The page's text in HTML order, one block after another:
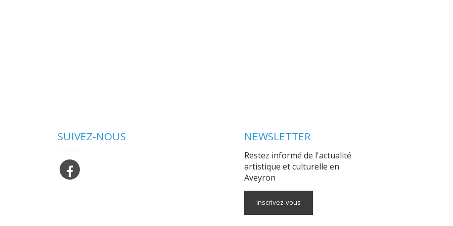
SUIVEZ-NOUS NEWSLETTER
Restez informé de l'actualité
artistique et culturelle en
Aveyron
Inscrivez-vous